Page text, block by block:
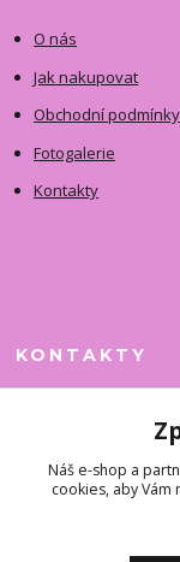
O nás
Jak nakupovat
Obchodní podmínky
Fotogalerie
Kontakty
KONTAKTY
+420 731 390 323
Náš e-shop a
cookies, aby Vám